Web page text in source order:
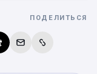
ПОДЕЛИТЬСЯ